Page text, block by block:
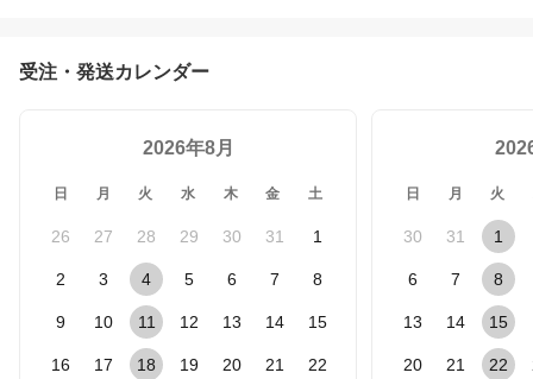
受注・発送カレンダー
2026年8月
日 月 火 水 木 金 土
26 27 28 29 30 31 1
2 3 4 5 6 7 8
9 10 11 12 13 14 15
16 17 18 19 20 21 22
日 月 火
30 31 1
6 7 8
13 14 15
20 21 22